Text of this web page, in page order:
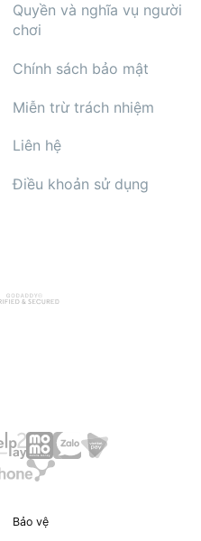
Quyền và nghĩa vụ người
chơi
Chính sách bảo mật
Miễn trừ trách nhiệm
Liên hệ
Điều khoản sử dụng
Bảo vệ